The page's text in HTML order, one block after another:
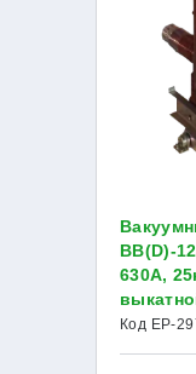
ВВ(D)-
630А,
Код EP-